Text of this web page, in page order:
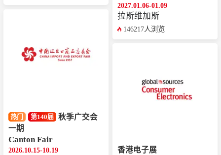
热门 第140届
秋季广交会
一期
Canton Fair
2026.10.15-10.19
2027.01.06-01.09
拉斯维加斯
146217人浏览
香港电子展